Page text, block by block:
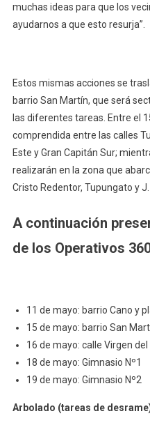
muchas ideas para que los
ayudarnos a que esto resurja”.
Estos mismas acciones se
barrio San Martín, que será
las diferentes tareas. Entre el
comprendida entre las calles
Este y Gran Capitán Sur;
realizarán en la zona que
Cristo Redentor, Tupungato y J.
A continuación
de los Operativos
11 de mayo: barrio Cano y
15 de mayo: barrio San
16 de mayo: calle Virgen
18 de mayo: Gimnasio Nº1
19 de mayo: Gimnasio Nº2
Arbolado (tareas de